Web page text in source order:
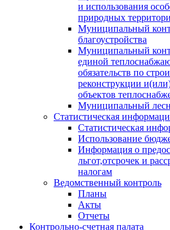
и использования
природных
Муниципальный
благоустройства
Муниципальный
единой
обязательств по
реконструкции
объектов
Муниципальный
Статистическая
Статистическая
Использование
Информация о
льгот,отсрочек и
налогам
Ведомственный контроль
Планы
Акты
Отчеты
Контрольно-счетная палата